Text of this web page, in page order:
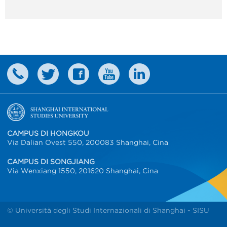
CAMPUS DI HONGKOU
Via Dalian Ovest 550, 200083 Shanghai, Cina
CAMPUS DI SONGJIANG
Via Wenxiang 1550, 201620 Shanghai, Cina
© Università degli Studi Internazionali di Shanghai - SISU